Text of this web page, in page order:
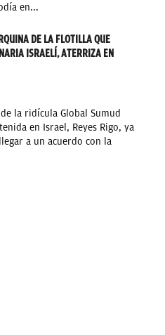
en...
DE LA FLOTILLA QUE
ISRAELÍ, ATERRIZA EN
la ridícula Global Sumud
en Israel, Reyes Rigo, ya
a un acuerdo con la